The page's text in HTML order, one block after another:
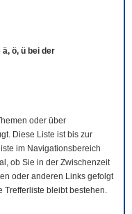
ö, ü bei der
oder über
Diese Liste ist bis zur
im Navigationsbereich
ob Sie in der Zwischenzeit
oder anderen Links gefolgt
Trefferliste bleibt bestehen.